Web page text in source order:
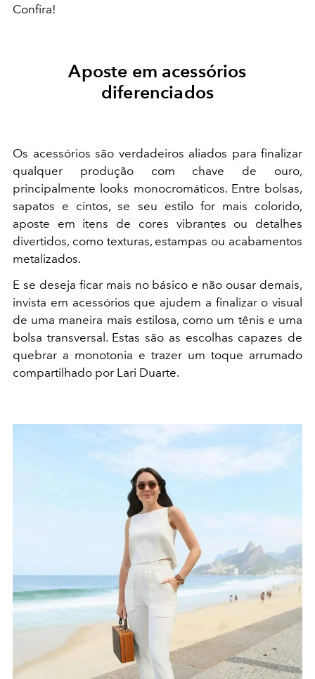
Confira!
Aposte em acessórios
diferenciados
Os acessórios são verdadeiros aliados para finalizar
qualquer produção com chave de ouro,
principalmente looks monocromáticos. Entre bolsas,
sapatos e cintos, se seu estilo for mais colorido,
aposte em itens de cores vibrantes ou detalhes
divertidos, como texturas, estampas ou acabamentos
metalizados.
E se deseja ficar mais no básico e não ousar demais,
invista em acessórios que ajudem a finalizar o visual
de uma maneira mais estilosa, como um tênis e uma
bolsa transversal. Estas são as escolhas capazes de
quebrar a monotonia e trazer um toque arrumado
compartilhado por Lari Duarte.